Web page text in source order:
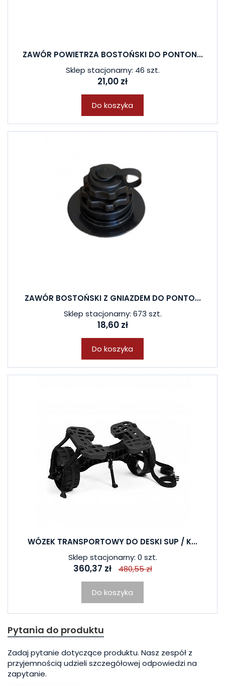
ZAWÓR POWIETRZA BOSTOŃSKI DO PONTON...
Sklep stacjonarny: 46 szt.
21,00 zł
Do koszyka
ZAWÓR BOSTOŃSKI Z GNIAZDEM DO PONTO...
Sklep stacjonarny: 673 szt.
18,60 zł
Do koszyka
WÓZEK TRANSPORTOWY DO DESKI SUP / K...
Sklep stacjonarny: 0 szt.
360,37 zł 480,55 zł
Do koszyka
Pytania do produktu
Zadaj pytanie dotyczące produktu. Nasz zespół z
przyjemnością udzieli szczegółowej odpowiedzi na
zapytanie.